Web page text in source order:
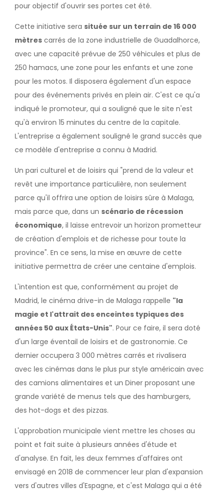
pour objectif d'ouvrir ses portes cet été.
Cette initiative sera située sur un terrain de 16 000
mètres carrés de la zone industrielle de Guadalhorce,
avec une capacité prévue de 250 véhicules et plus de
250 hamacs, une zone pour les enfants et une zone
pour les motos. Il disposera également d'un espace
pour des événements privés en plein air. C'est ce qu'a
indiqué le promoteur, qui a souligné que le site n'est
qu'à environ 15 minutes du centre de la capitale.
L'entreprise a également souligné le grand succès que
ce modèle d'entreprise a connu à Madrid.
Un pari culturel et de loisirs qui "prend de la valeur et
revêt une importance particulière, non seulement
parce qu'il offrira une option de loisirs sûre à Malaga,
mais parce que, dans un scénario de récession
économique, il laisse entrevoir un horizon prometteur
de création d'emplois et de richesse pour toute la
province". En ce sens, la mise en œuvre de cette
initiative permettra de créer une centaine d'emplois.
L'intention est que, conformément au projet de
Madrid, le cinéma drive-in de Malaga rappelle "la
magie et l'attrait des enceintes typiques des
années 50 aux États-Unis". Pour ce faire, il sera doté
d'un large éventail de loisirs et de gastronomie. Ce
dernier occupera 3 000 mètres carrés et rivalisera
avec les cinémas dans le plus pur style américain avec
des camions alimentaires et un Diner proposant une
grande variété de menus tels que des hamburgers,
des hot-dogs et des pizzas.
L'approbation municipale vient mettre les choses au
point et fait suite à plusieurs années d'étude et
d'analyse. En fait, les deux femmes d'affaires ont
envisagé en 2018 de commencer leur plan d'expansion
vers d'autres villes d'Espagne, et c'est Malaga qui a été